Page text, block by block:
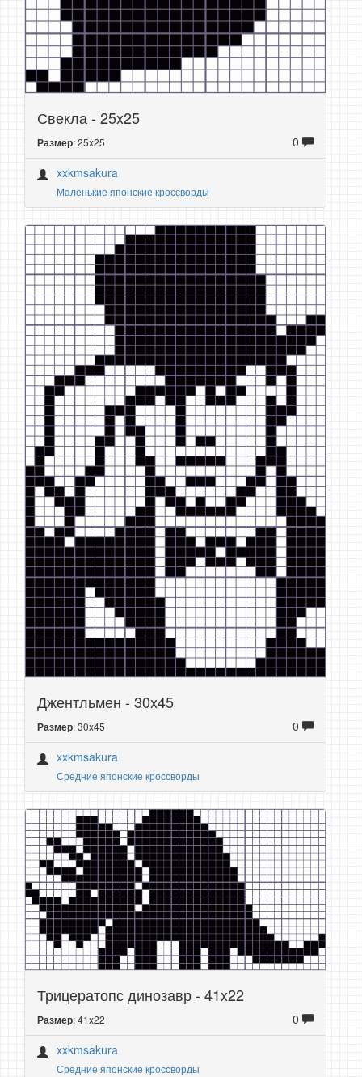
Свекла - 25x25
Размер: 25x25
0
xxkmsakura
Маленькие японские кроссворды
Джентльмен - 30x45
Размер: 30x45
0
xxkmsakura
Средние японские кроссворды
Трицератопс динозавр - 41x22
Размер: 41x22
0
xxkmsakura
Средние японские кроссворды